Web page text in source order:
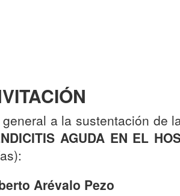
a la sustentación de
AGUDA EN EL
Arévalo Pezo